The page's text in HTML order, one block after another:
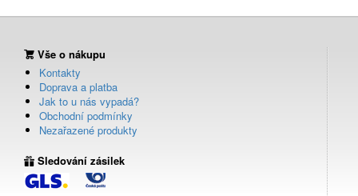
Vše o nákupu
Kontakty
Doprava a platba
Jak to u nás vypadá?
Obchodní podmínky
Nezařazené produkty
Sledování zásilek